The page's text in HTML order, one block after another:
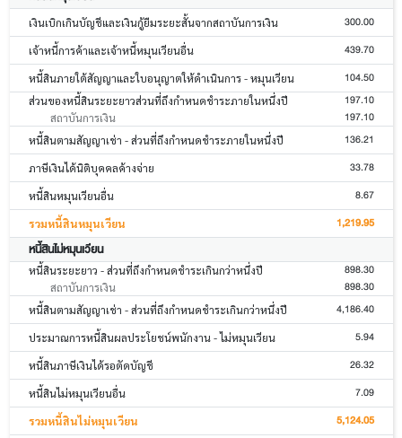
เงินเบิกเกินบัญชีและเงินกู้ยืมระยะสั้นจากสถาบันการเงิน 300.00
เจ้าหนี้การค้าและเจ้าหนี้หมุนเวียนอื่น 439.70
หนี้สินภายใต้สัญญาและใบอนุญาตให้ดำเนินการ - หมุนเวียน 104.50
ส่วนของหนี้สินระยะยาวส่วนที่ถึงกำหนดชำระภายในหนึ่งปี 197.10
สถาบันการเงิน 197.10
หนี้สินตามสัญญาเช่า - ส่วนที่ถึงกำหนดชำระภายในหนึ่งปี 136.21
ภาษีเงินได้นิติบุคคลค้างจ่าย 33.78
หนี้สินหมุนเวียนอื่น 8.67
รวมหนี้สินหมุนเวียน 1,219.95
หนี้สินไม่หมุนเวียน
หนี้สินระยะยาว - ส่วนที่ถึงกำหนดชำระเกินกว่าหนึ่งปี 898.30
สถาบันการเงิน 898.30
หนี้สินตามสัญญาเช่า - ส่วนที่ถึงกำหนดชำระเกินกว่าหนึ่งปี 4,186.40
ประมาณการหนี้สินผลประโยชน์พนักงาน - ไม่หมุนเวียน 5.94
หนี้สินภาษีเงินได้รอตัดบัญชี 26.32
หนี้สินไม่หมุนเวียนอื่น 7.09
รวมหนี้สินไม่หมุนเวียน 5,124.05